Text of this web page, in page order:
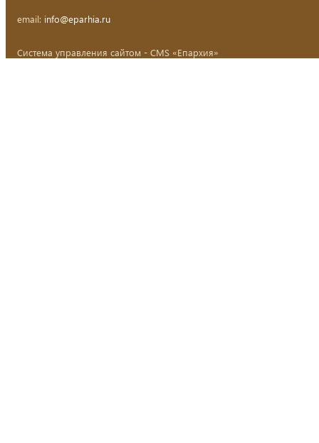
email: info@eparhia.ru
Система управления сайтом - CMS «Епархия»